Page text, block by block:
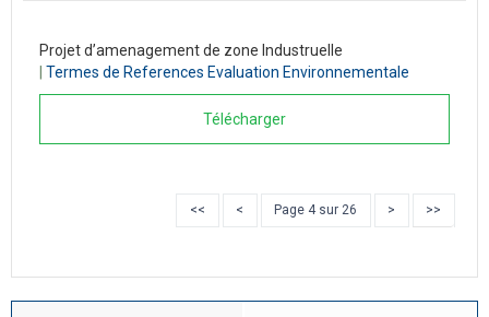
Projet d’amenagement de zone Industruelle
Termes de References Evaluation Environnementale
Télécharger
<< < Page 4 sur 26 > >>